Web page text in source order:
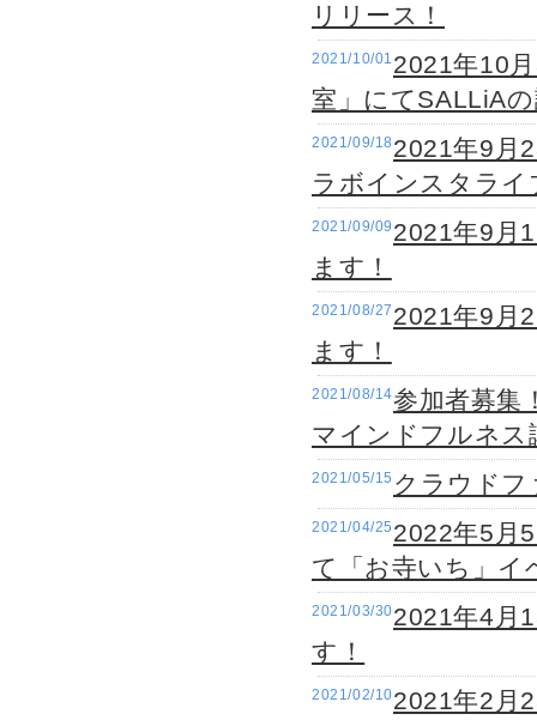
リリース！
2021/10/01 2021年10
室」にてSALLiA
2021/09/18 2021年9月
ラボインスタライ
2021/09/09 2021年9月
ます！
2021/08/27 2021年9月
ます！
2021/08/14参加者募集
マインドフルネ
2021/05/15 クラウド
2021/04/25 2022年5月
て「お寺いち」イ
2021/03/302021年4月
す！
2021/02/102021年2月